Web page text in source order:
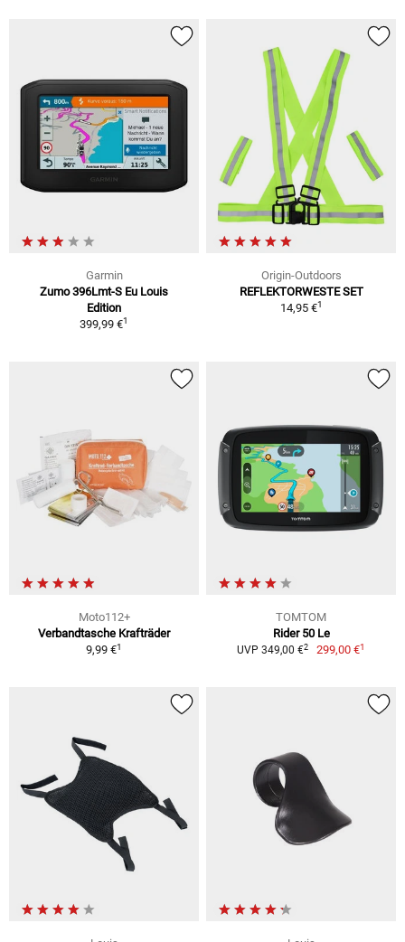
Garmin
Zumo 396Lmt-S Eu Louis
Edition
399,99 €1
Origin-Outdoors
REFLEKTORWESTE SET
14,95 €1
Moto112+
Verbandtasche Krafträder
9,99 €1
TOMTOM
Rider 50 Le
UVP 349,00 €2 299,00 €1